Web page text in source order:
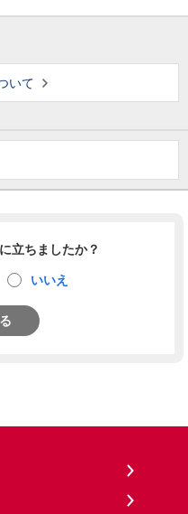
いて
立ちましたか？
いいえ